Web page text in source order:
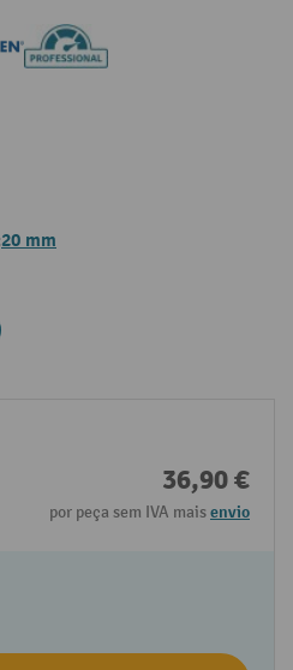
20 mm
36,90 €
por peça sem IVA maisenvio